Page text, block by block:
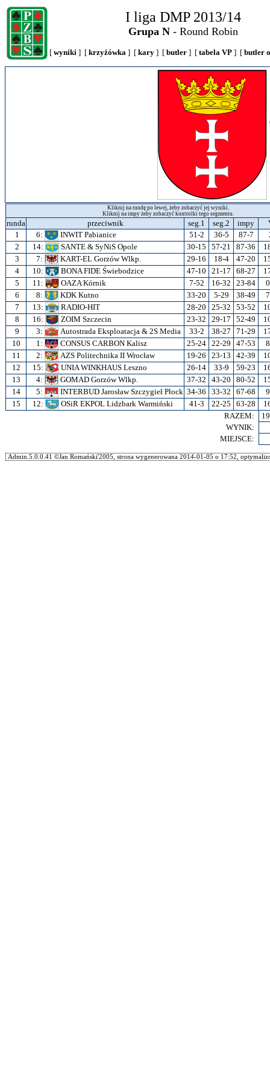
I liga DMP 2013/14
Grupa N- Round Robin
[ wyniki ] [ krzyżówka ] [ kary ] [ butler ] [ tabela VP ] [ butler
Kliknij na rundę po lewej, żeby zobaczyć jej wyniki.
Kliknij na impy żeby zobaczyć kontrolki tego segmentu.
runda przeciwnik seg.1 seg.2 impy
1
6: INWIT Pabianice 51-2 36-5 87-7
2
14: SANTE & SyNiS Opole 30-15 57-21 87-36
3
7: KART-EL Gorzów Wlkp. 29-16 18-4 47-20
4
10: BONA FIDE Świebodzice 47-10 21-17 68-27
5
11: OAZA Kórnik 7-52 16-32 23-84
6
8: KDK Kutno 33-20 5-29 38-49
7
13: RADIO-HIT 28-20 25-32 53-52
8
16: ZOIM Szczecin 23-32 29-17 52-49
9
3: Autostrada Eksploatacja & 2S Media 33-2 38-27 71-29
10
1: CONSUS CARBON Kalisz 25-24 22-29 47-53
11
2: AZS Politechnika II Wrocław 19-26 23-13 42-39
12
15: UNIA WINKHAUS Leszno 26-14 33-9 59-23
13
4: GOMAD Gorzów Wlkp. 37-32 43-20 80-52
14
5: INTERBUD Jarosław Szczygieł Płock 34-36 33-32 67-68
15
12: OSiR EKPOL Lidzbark Warmiński 41-3 22-25 63-28
RAZEM:
WYNIK:
MIEJSCE:
Admin.5.0.0.41 ©Jan Romański'2005, strona wygenerowana 2014-01-05 o 17:52,